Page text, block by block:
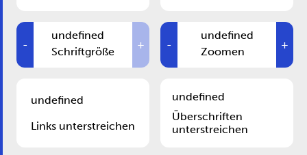
-
undefined
Schriftgröße
+ -
undefined
Zoomen
+
undefined
Links unterstreichen
undefined
Überschriften
unterstreichen